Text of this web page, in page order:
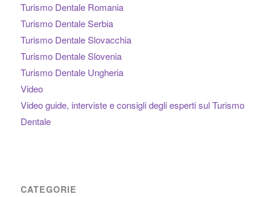
Turismo Dentale Romania
Turismo Dentale Serbia
Turismo Dentale Slovacchia
Turismo Dentale Slovenia
Turismo Dentale Ungheria
Video
Video guide, interviste e consigli degli esperti sul Turismo
Dentale
CATEGORIE